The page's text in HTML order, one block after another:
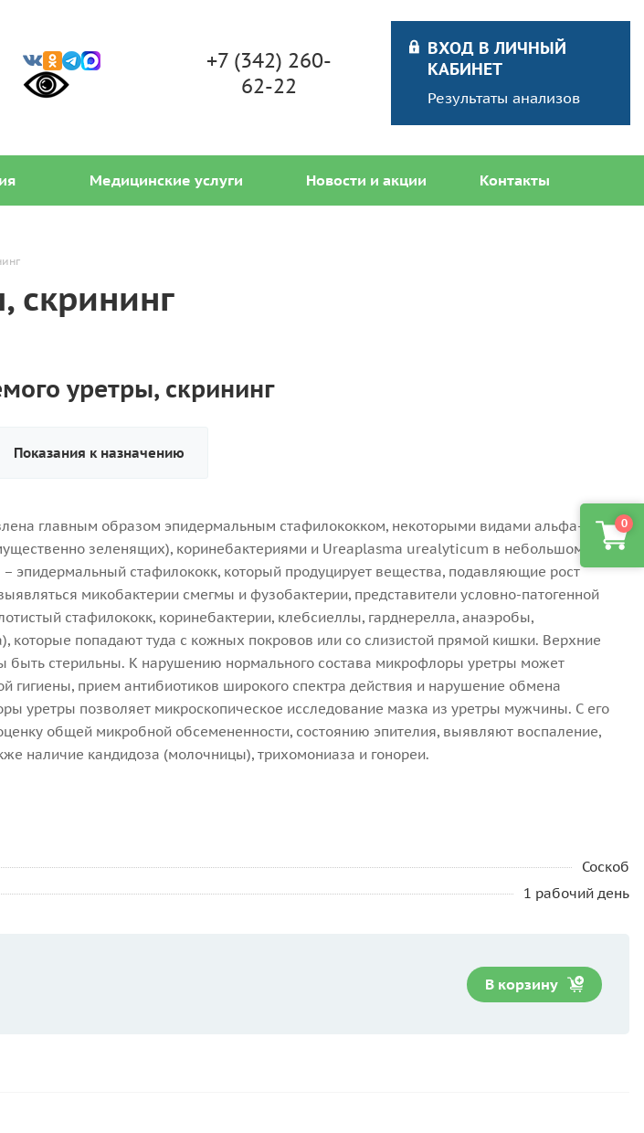
+7 (342) 260-
62-22
ВХОД В ЛИЧНЫЙ
КАБИНЕТ
Результаты анализов
Медицинские услуги Новости и акции Контакты
0
скрининг
уретры, скрининг
Показания к назначению
главным образом эпидермальным стафилококком, некоторыми видами альфа-
зеленящих), коринебактериями и Ureaplasma urealyticum в небольшом
эпидермальный стафилококк, который продуцирует вещества, подавляющие рост
микобактерии смегмы и фузобактерии, представители условно-патогенной
стафилококк, коринебактерии, клебсиеллы, гарднерелла, анаэробы,
попадают туда с кожных покровов или со слизистой прямой кишки. Верхние
стерильны. К нарушению нормального состава микрофлоры уретры может
гигиены, прием антибиотиков широкого спектра действия и нарушение обмена
уретры позволяет микроскопическое исследование мазка из уретры мужчины. С его
общей микробной обсемененности, состоянию эпителия, выявляют воспаление,
наличие кандидоза (молочницы), трихомониаза и гонореи.
Соскоб
1 рабочий день
В корзину